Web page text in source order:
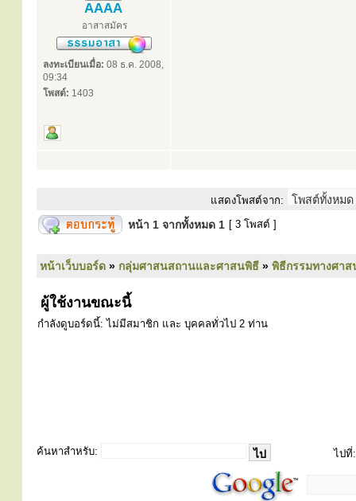
AAAA
อาสาสมัคร
ลงทะเบียนเมื่อ: 08 ธ.ค. 2008,
09:34
โพสต์: 1403
แสดงโพสต์จาก:
หน้า 1 จากทั้งหมด 1 [ 3 โพสต์ ]
หน้าเว็บบอร์ด » กลุ่มศาสนสถานและศาสนพิธี » พิธีกรรมทางศา
ผู้ใช้งานขณะนี้
กำลังดูบอร์ดนี้: ไม่มีสมาชิก และ บุคคลทั่วไป 2 ท่าน
ค้นหาสำหรับ: ไปที่: